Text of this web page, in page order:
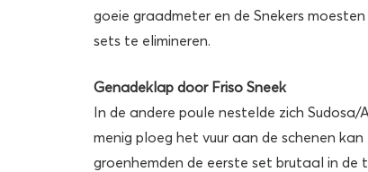
goeie graadmeter en de Snekers
sets te elimineren.
Genadeklap door Friso Sneek
In de andere poule nestelde zich
menig ploeg het vuur aan de schenen
groenhemden de eerste set brutaal in de